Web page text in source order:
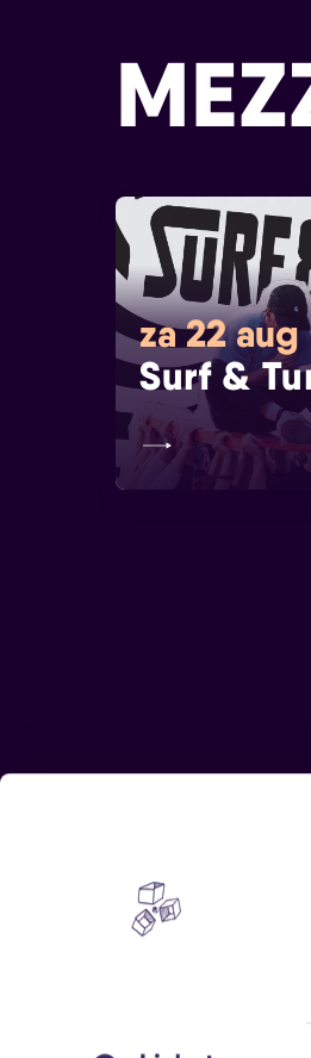
za 22 aug
Surf &
Home
Vrijwilligers
Privacy